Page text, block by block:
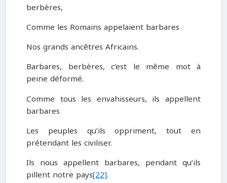
berbères,
Comme les Romains appelaient barbares
Nos grands ancêtres Africains.
Barbares, berbères, c’est le même mot à
peine déformé.
Comme tous les envahisseurs, ils appellent
barbares
Les peuples qu’ils oppriment, tout en
prétendant les civiliser.
Ils nous appellent barbares, pendant qu’ils
pillent notre pays[22].